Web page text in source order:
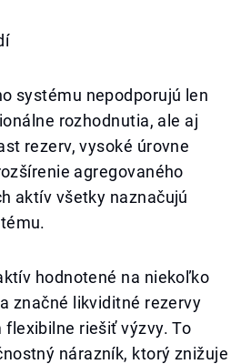
systému nepodporujú len
rozhodnutia, ale aj
rezerv, vysoké úrovne
agregovaného
aktív všetky naznačujú
hodnotené na niekoľko
značné likviditné rezervy
flexibilne riešiť výzvy. To
nárazník, ktorý znižuje